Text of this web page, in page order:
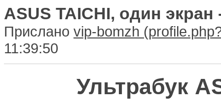
ASUS TAICHI, один
Прислано vip-bomzh
11:39:50
Ультрабук